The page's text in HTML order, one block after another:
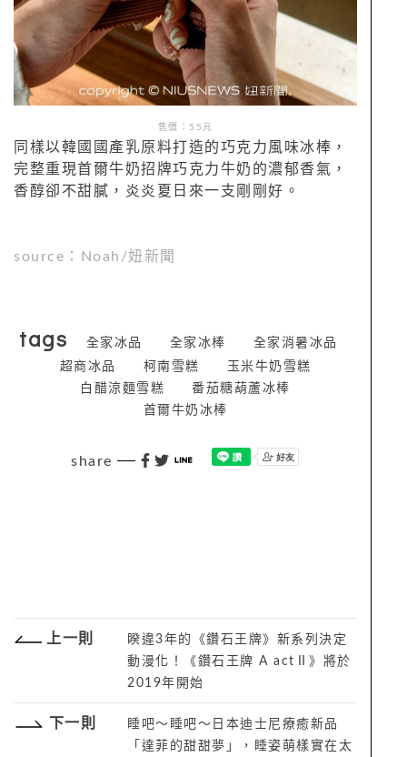
售價：55元
同樣以韓國國產乳原料打造的巧克力風味冰棒，
完整重現首爾牛奶招牌巧克力牛奶的濃郁香氣，
香醇卻不甜膩，炎炎夏日來一支剛剛好。
source：Noah/妞新聞
tags 全家冰品 全家冰棒
全家消暑冰品
超商冰品
柯南雪糕
玉米牛奶雪糕
白醋涼麵雪糕
番茄糖葫蘆冰棒
首爾牛奶冰棒
share
上一則
睽違3年的《鑽石王牌》新系列決定
動漫化！《鑽石王牌 A actⅡ》將於
2019年開始
下一則
睡吧～睡吧～日本迪士尼療癒新品
「達菲的甜甜夢」，睡姿萌樣實在太